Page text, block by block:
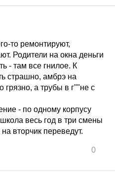
то ремонтируют,
Родители на окна деньги
- там все гнилое. К
страшно, амбрэ на
грязно, а трубы в г""не с
- по одному корпусу
весь год в три смены
вторчик переведут.
0